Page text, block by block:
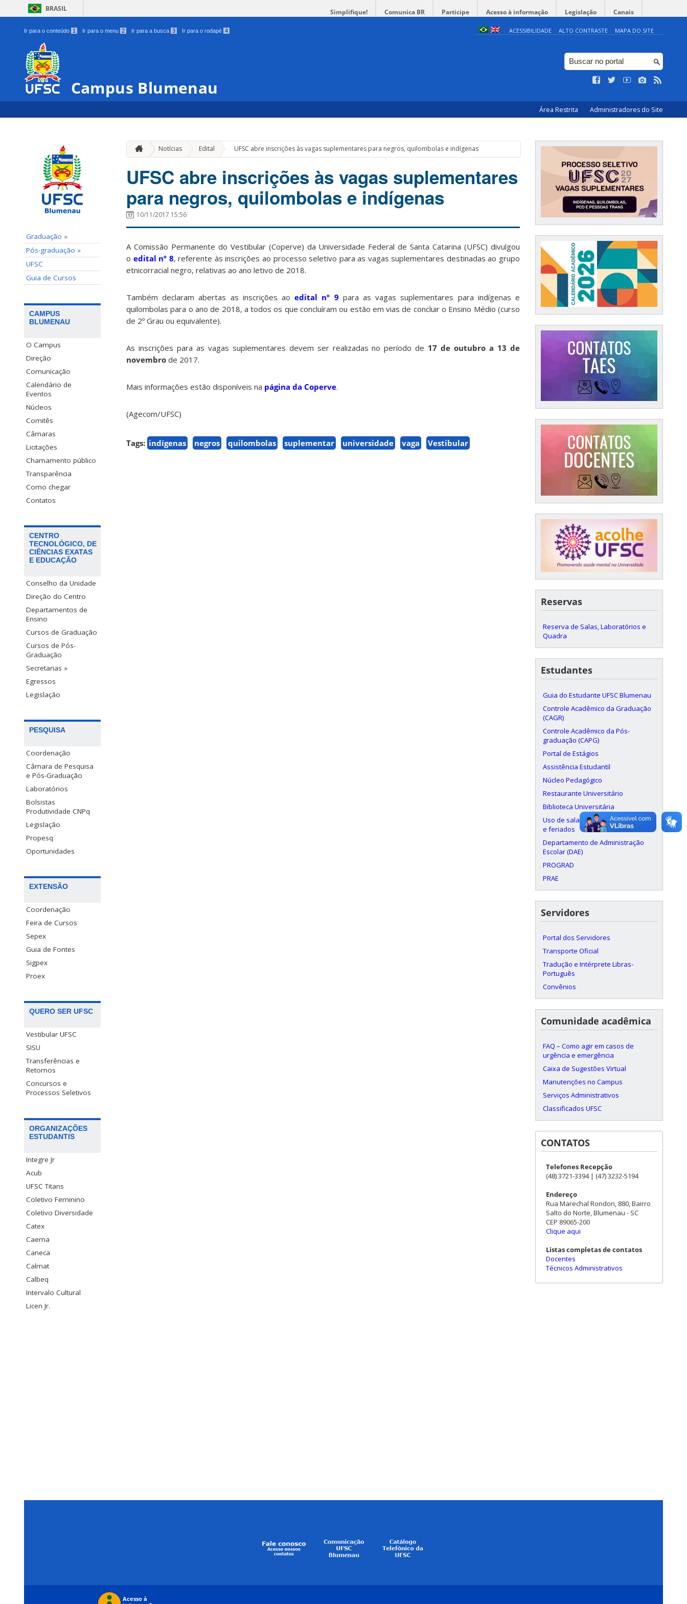
BRASIL Simplifique! Comunica BR Participe Acesso à informação Legislação Canais
Ir para o conteúdo 1 Ir para o menu 2 Ir para a busca 3 Ir para o rodapé 4 ACESSIBILIDADE ALTO CONTRASTE MAPA DO SITE
Campus Blumenau
Área Restrita Administradores do Site
Graduação »
Pós-graduação »
UFSC
Guia de Cursos
CAMPUS
BLUMENAU
O Campus
Direção
Comunicação
Calendário de
Eventos
Núcleos
Comitês
Câmaras
Licitações
Chamamento público
Transparência
Como chegar
Contatos
CENTRO
TECNOLÓGICO, DE
CIÊNCIAS EXATAS
E EDUCAÇÃO
Conselho da Unidade
Direção do Centro
Departamentos de
Ensino
Cursos de Graduação
Cursos de Pós-
Graduação
Secretarias »
Egressos
Legislação
PESQUISA
Coordenação
Câmara de Pesquisa
e Pós-Graduação
Laboratórios
Bolsistas
Produtividade CNPq
Legislação
Propesq
Oportunidades
EXTENSÃO
Coordenação
Feira de Cursos
Sepex
Guia de Fontes
Sigpex
Proex
QUERO SER UFSC
Vestibular UFSC
SISU
Transferências e
Retornos
Concursos e
Processos Seletivos
ORGANIZAÇÕES
ESTUDANTIS
Integre Jr
Acub
UFSC Titans
Coletivo Feminino
Coletivo Diversidade
Catex
Caema
Caneca
Calmat
Calbeq
Intervalo Cultural
Licen Jr.
Notícias Edital » UFSC abre inscrições às vagas suplementares para negros, quilombolas e indígenas
UFSC abre inscrições às vagas suplementares
para negros, quilombolas e indígenas
10/11/2017 15:56
A Comissão Permanente do Vestibular (Coperve) da Universidade Federal de Santa Catarina (UFSC) divulgou
o edital nº 8, referente às inscrições ao processo seletivo para as vagas suplementares destinadas ao grupo
etnicorracial negro, relativas ao ano letivo de 2018.
Também declaram abertas as inscrições aoedital nº 9 para as vagas suplementares para indígenas e
quilombolas para o ano de 2018, a todos os que concluíram ou estão em vias de concluir o Ensino Médio (curso
de 2º Grau ou equivalente).
As inscrições para as vagas suplementares devem ser realizadas no período de 17 de outubro a 13 de
novembro de 2017.
Mais informações estão disponíveis na página da Coperve.
(Agecom/UFSC)
Tags: indígenas negros quilombolas suplementar universidade vaga Vestibular
Reservas
Reserva de Salas, Laboratórios e
Quadra
Estudantes
Guia do Estudante UFSC Blumenau
Controle Acadêmico da Graduação
(CAGR)
Controle Acadêmico da Pós-
graduação (CAPG)
Portal de Estágios
Assistência Estudantil
Núcleo Pedagógico
Restaurante Universitário
Biblioteca Universitária
Uso de salas aos finais de semana
e feriados
Departamento de Administração
Escolar (DAE)
PROGRAD
PRAE
Servidores
Portal dos Servidores
Transporte Oficial
Tradução e Intérprete Libras-
Português
Convênios
Comunidade acadêmica
FAQ – Como agir em casos de
urgência e emergência
Caixa de Sugestões Virtual
Manutenções no Campus
Serviços Administrativos
Classificados UFSC
CONTATOS
Telefones Recepção
(48) 3721-3394 | (47) 3232-5194
Endereço
Rua Marechal Rondon, 880, Bairro
Salto do Norte, Blumenau - SC
CEP 89065-200
Clique aqui
Listas completas de contatos
Docentes
Técnicos Administrativos